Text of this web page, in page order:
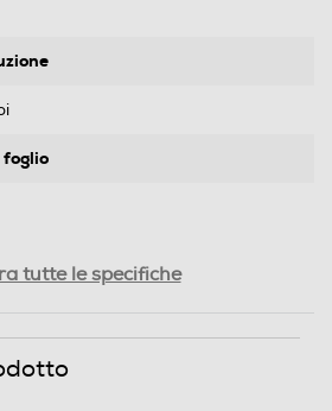
foglio
tutte le specifiche